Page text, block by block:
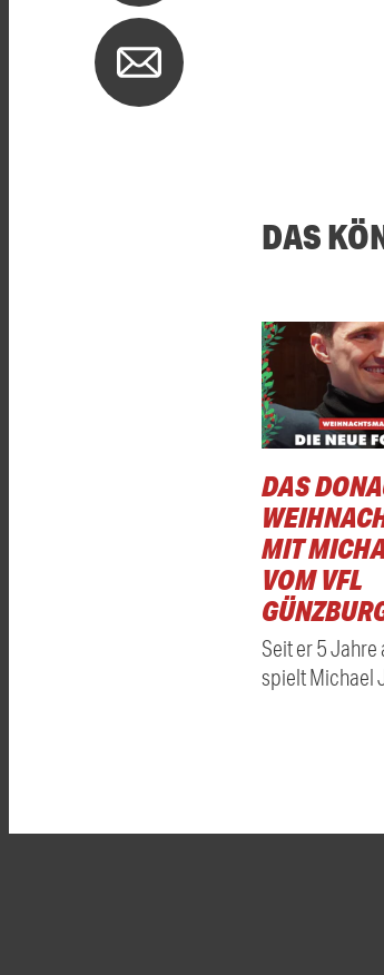
DAS
DAS
MIT
VOM VFL
Seit er 5 Jahre
spielt Michael